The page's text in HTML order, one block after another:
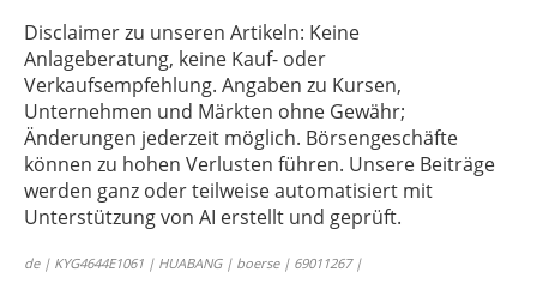
Disclaimer zu unseren Artikeln: Keine
Anlageberatung, keine Kauf- oder
Verkaufsempfehlung. Angaben zu Kursen,
Unternehmen und Märkten ohne Gewähr;
Änderungen jederzeit möglich. Börsengeschäfte
können zu hohen Verlusten führen. Unsere Beiträge
werden ganz oder teilweise automatisiert mit
Unterstützung von AI erstellt und geprüft.
de | KYG4644E1061 | HUABANG | boerse | 69011267 |